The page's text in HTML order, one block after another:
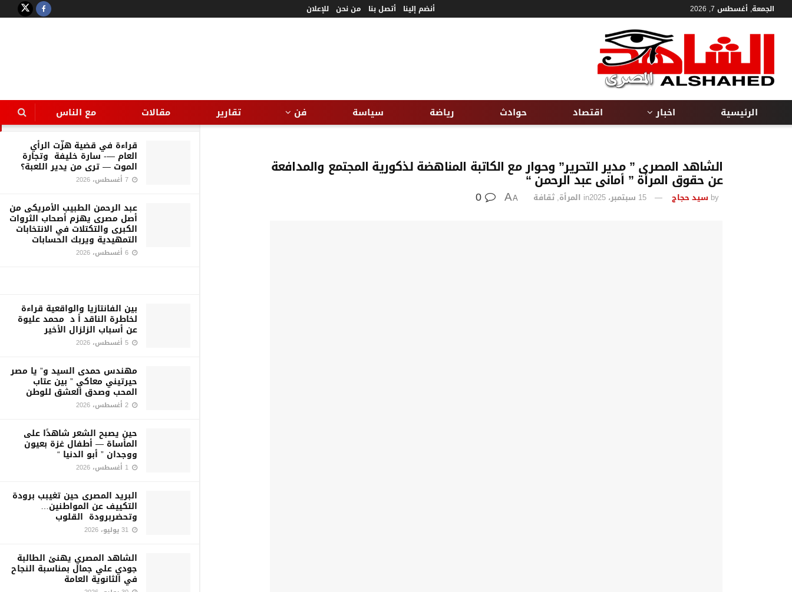
LATEST
المرأة ” أمانى عبد الرحمن “
قراءة في قضية هزّت الرأي
العام —- سارة خليفة وتجارة
الموت — ترى من يدير اللعبة؟
عبد الرحمن الطبيب الأمريكى من
أصل مصرى يهزم أصحاب الثروات
الكبرى والتكتلات في الانتخابات
التمهيدية ويربك الحسابات
بين الفانتازيا والواقعية قراءة
لخاطرة الناقد أ د محمد عليوة
عن أسباب الزلزال الأخير
مهندس حمدى السيد و” يا مصر
حيرتيني معاكي ” بين عتاب
المحب وصدق العشق للوطن
حين يصبح الشعر شاهدًا على
المأساة — أطفال غزة بعيون
ووجدان ” أبو الدنيا “
البريد المصرى حين تغيبب برودة
التكييف عن المواطنين…
وتحضربرودة القلوب
الشاهد المصري يهنئ الطالبة
جودي علي جمال بمناسبة النجاح
في الثانوية العامة
الجمعة, أغسطس 7, 2026 أنضم إلينا أتصل بنا من نحن للإعلان
الرئيسية اخبار اقتصاد حوادث رياضة سياسة فن تقارير مقالات مع الناس
الشاهد المصرى ” مدير التحرير” وحوار مع الكاتبة المناهضة لذكورية المجتمع والمدافعة
عن حقوق المرأة ” أمانى عبد الرحمن “
by سيد حجاج 15 سبتمبر، 2025 in المرأة, ثقافة A
A